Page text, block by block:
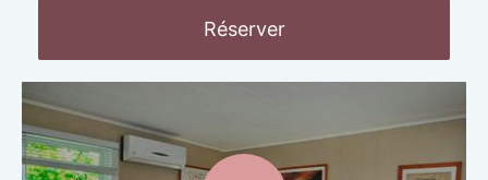
Réserver